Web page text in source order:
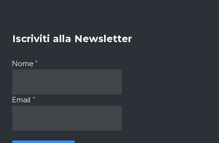
Iscriviti alla Newsletter
Nome *
Email *